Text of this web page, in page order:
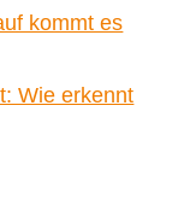
kommt es
Wie erkennt